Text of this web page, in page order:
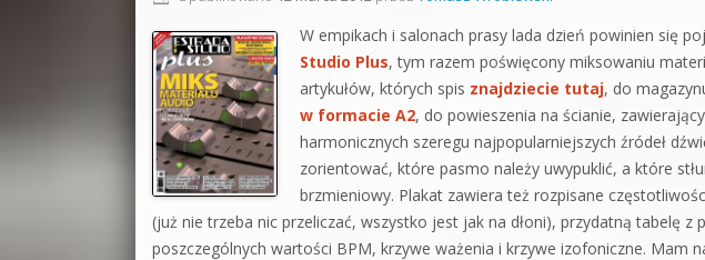
W empikach i salonach prasy lada dzień powinien się
Studio Plus, tym razem poświęcony miksowaniu
artykułów, których spis znajdziecie tutaj, do
w formacie A2, do powieszenia na ścianie,
harmonicznych szeregu najpopularniejszych źródeł
zorientować, które pasmo należy uwypuklić, a które
brzmieniowy. Plakat zawiera też rozpisane
(już nie trzeba nic przeliczać, wszystko jest jak na dłoni), przydatną tabelę z
poszczególnych wartości BPM, krzywe ważenia i krzywe izofoniczne. Mam